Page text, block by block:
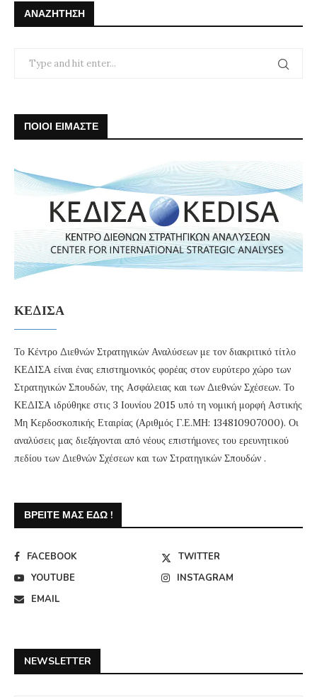
ΑΝΑΖΉΤΗΣΗ
ΠΟΙΟΙ ΕΙΜΑΣΤΕ
ΚΕΔΙΣΑ
Το Κέντρο Διεθνών Στρατηγικών Αναλύσεων με τον διακριτικό τίτλο
ΚΕΔΙΣΑ είναι ένας επιστημονικός φορέας στον ευρύτερο χώρο των
Στρατηγικών Σπουδών, της Ασφάλειας και των Διεθνών Σχέσεων. Το
ΚΕΔΙΣΑ ιδρύθηκε στις 3 Ιουνίου 2015 υπό τη νομική μορφή Αστικής
Μη Κερδοσκοπικής Εταιρίας (Αριθμός Γ.Ε.ΜΗ: 134810907000). Οι
αναλύσεις μας διεξάγονται από νέους επιστήμονες του ερευνητικού
πεδίου των Διεθνών Σχέσεων και των Στρατηγικών Σπουδών .
ΒΡΕΊΤΕ ΜΑΣ ΕΔΏ !
FACEBOOK
TWITTER
YOUTUBE
INSTAGRAM
EMAIL
NEWSLETTER